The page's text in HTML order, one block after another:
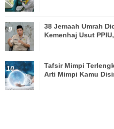
38 Jemaah Umrah
Kemenhaj Usut
Tafsir Mimpi
Arti Mimpi Kamu